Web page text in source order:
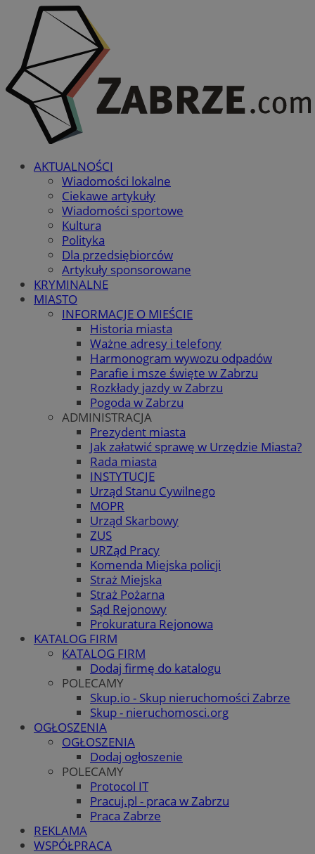
AKTUALNOŚCI
Wiadomości lokalne
Ciekawe artykuły
Wiadomości sportowe
Kultura
Polityka
Dla przedsiębiorców
Artykuły sponsorowane
KRYMINALNE
MIASTO
INFORMACJE O MIEŚCIE
Historia miasta
Ważne adresy i telefony
Harmonogram wywozu odpadów
Parafie i msze święte w Zabrzu
Rozkłady jazdy w Zabrzu
Pogoda w Zabrzu
ADMINISTRACJA
Prezydent miasta
Jak załatwić sprawę w Urzędzie Miasta?
Rada miasta
INSTYTUCJE
Urząd Stanu Cywilnego
MOPR
Urząd Skarbowy
ZUS
URZąd Pracy
Komenda Miejska policji
Straż Miejska
Straż Pożarna
Sąd Rejonowy
Prokuratura Rejonowa
KATALOG FIRM
KATALOG FIRM
Dodaj firmę do katalogu
POLECAMY
Skup.io - Skup nieruchomości Zabrze
Skup - nieruchomosci.org
OGŁOSZENIA
OGŁOSZENIA
Dodaj ogłoszenie
POLECAMY
Protocol IT
Pracuj.pl - praca w Zabrzu
Praca Zabrze
REKLAMA
WSPÓŁPRACA